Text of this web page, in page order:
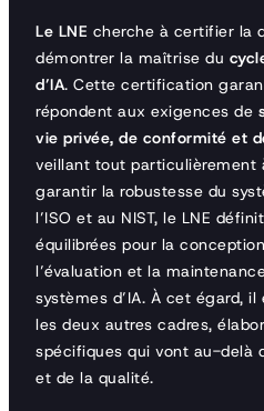
Le LNE cherche à certifier la
démontrer la maîtrise du
d’IA. Cette certification
répondent aux exigences de
vie privée, de conformité et
veillant tout particulièrement
garantir la robustesse du
l’ISO et au NIST, le LNE
équilibrées pour la
l’évaluation et la
systèmes d’IA. À cet égard,
les deux autres cadres,
spécifiques qui vont au-delà
et de la qualité.